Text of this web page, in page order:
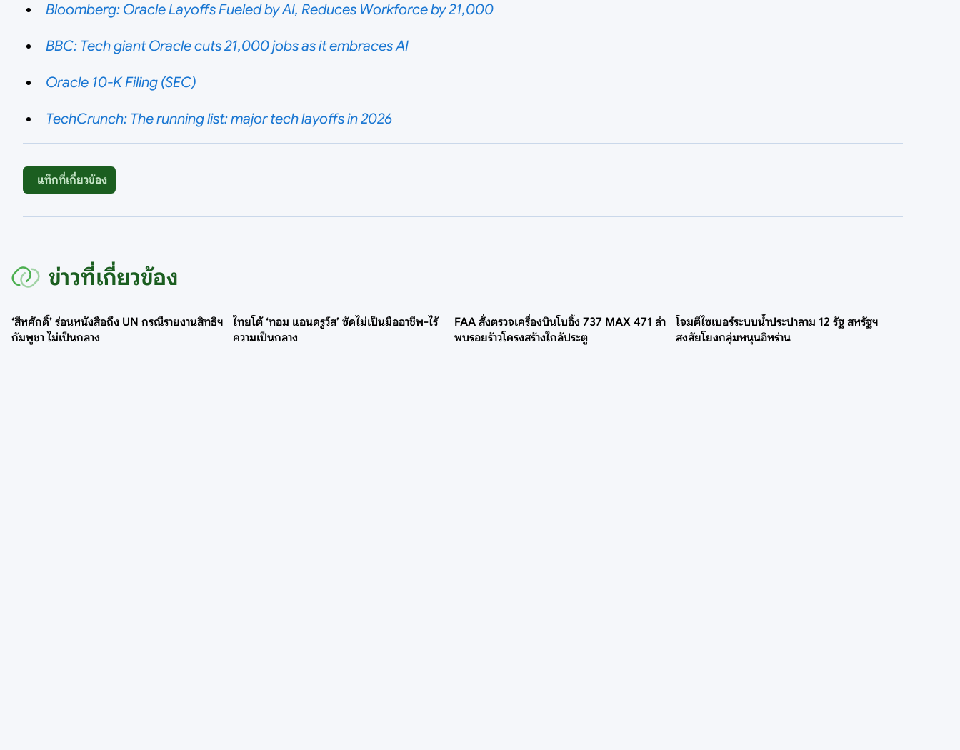
Bloomberg: Oracle Layoffs Fueled by AI, Reduces Workforce by 21,000
BBC: Tech giant Oracle cuts 21,000 jobs as it embraces AI
Oracle 10-K Filing (SEC)
TechCrunch: The running list: major tech layoffs in 2026
แท็กที่เกี่ยวข้อง
ข่าวที่เกี่ยวข้อง
‘สีหศักดิ์’ ร่อนหนังสือถึง UN กรณีรายงานสิทธิฯ
กัมพูชา ไม่เป็นกลาง
ไทยโต้ ‘ทอม แอนดรูว์ส’ ซัดไม่เป็นมืออาชีพ-ไร้
ความเป็นกลาง
FAA สั่งตรวจเครื่องบินโบอิ้ง 737 MAX 471 ลำ
พบรอยร้าวโครงสร้างใกล้ประตู
โจมตีไซเบอร์ระบบน้ำประปาลาม 12 รัฐ สหรัฐฯ
สงสัยโยงกลุ่มหนุนอิหร่าน